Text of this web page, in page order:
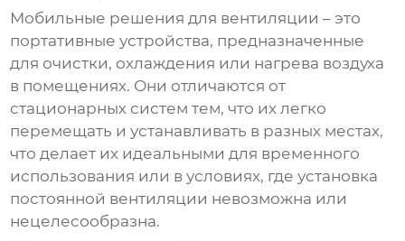
Мобильные решения для вентиляции – это
портативные устройства, предназначенные
для очистки, охлаждения или нагрева воздуха
в помещениях. Они отличаются от
стационарных систем тем, что их легко
перемещать и устанавливать в разных местах,
что делает их идеальными для временного
использования или в условиях, где установка
постоянной вентиляции невозможна или
нецелесообразна.